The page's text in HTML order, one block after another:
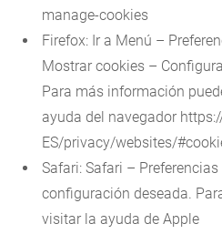
manage-cookies
Firefox: Ir a Menú –
Mostrar cookies –
Para más información
ayuda del navegador
ES/privacy/websites/
Safari: Safari –
configuración deseada.
visitar la ayuda de Apple